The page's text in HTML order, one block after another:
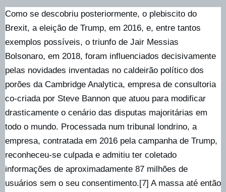
Como se descobriu posteriormente, o plebiscito do
Brexit, a eleição de Trump, em 2016, e, entre tantos
exemplos possíveis, o triunfo de Jair Messias
Bolsonaro, em 2018, foram influenciados decisivamente
pelas novidades inventadas no caldeirão político dos
porões da Cambridge Analytica, empresa de consultoria
co-criada por Steve Bannon que atuou para modificar
drasticamente o cenário das disputas majoritárias em
todo o mundo. Processada num tribunal londrino, a
empresa, contratada em 2016 pela campanha de Trump,
reconheceu-se culpada e admitiu ter coletado
informações de aproximadamente 87 milhões de
usuários sem o seu consentimento.[7] A massa até então